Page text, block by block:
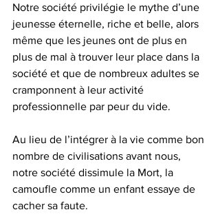
Notre société privilégie le mythe d’une
jeunesse éternelle, riche et belle, alors
même que les jeunes ont de plus en
plus de mal à trouver leur place dans la
société et que de nombreux adultes se
cramponnent à leur activité
professionnelle par peur du vide.
Au lieu de l’intégrer à la vie comme bon
nombre de civilisations avant nous,
notre société dissimule la Mort, la
camoufle comme un enfant essaye de
cacher sa faute.